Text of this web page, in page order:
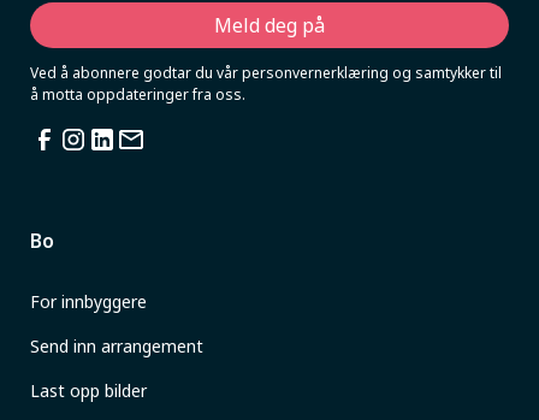
Ved å abonnere godtar du vår personvernerklæring og samtykker til
å motta oppdateringer fra oss.
Bo
For innbyggere
Send inn arrangement
Last opp bilder